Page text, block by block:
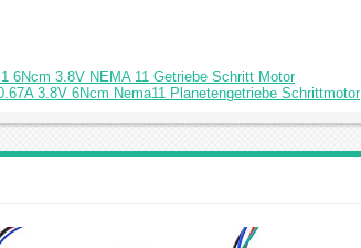
6Ncm 3.8V NEMA 11 Getriebe Schritt Motor
3.8V 6Ncm Nema11 Planetengetriebe Schrittmotor